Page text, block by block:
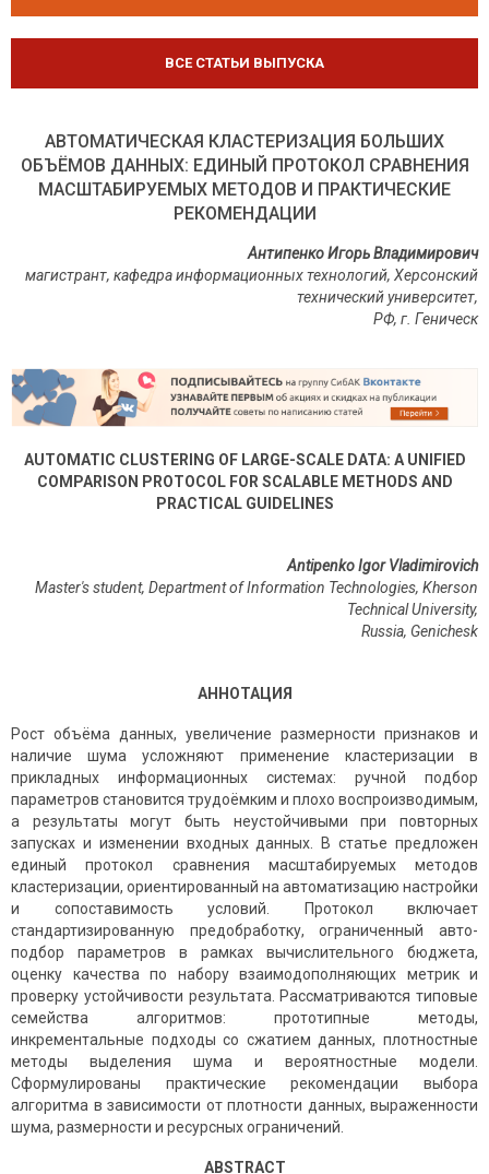
ВСЕ СТАТЬИ ВЫПУСКА
АВТОМАТИЧЕСКАЯ КЛАСТЕРИЗАЦИЯ БОЛЬШИХ
ОБЪЁМОВ ДАННЫХ: ЕДИНЫЙ ПРОТОКОЛ СРАВНЕНИЯ
МАСШТАБИРУЕМЫХ МЕТОДОВ И ПРАКТИЧЕСКИЕ
РЕКОМЕНДАЦИИ
Антипенко Игорь Владимирович
магистрант, кафедра информационных технологий, Херсонский
технический университет,
РФ, г. Геническ
AUTOMATIC CLUSTERING OF LARGE-SCALE DATA: A UNIFIED
COMPARISON PROTOCOL FOR SCALABLE METHODS AND
PRACTICAL GUIDELINES
Antipenko Igor Vladimirovich
Master's student, Department of Information Technologies, Kherson
Technical University,
Russia, Genichesk
АННОТАЦИЯ
Рост объёма данных, увеличение размерности признаков и
наличие шума усложняют применение кластеризации в
прикладных информационных системах: ручной подбор
параметров становится трудоёмким и плохо воспроизводимым,
а результаты могут быть неустойчивыми при повторных
запусках и изменении входных данных. В статье предложен
единый протокол сравнения масштабируемых методов
кластеризации, ориентированный на автоматизацию настройки
и сопоставимость условий. Протокол включает
стандартизированную предобработку, ограниченный авто-
подбор параметров в рамках вычислительного бюджета,
оценку качества по набору взаимодополняющих метрик и
проверку устойчивости результата. Рассматриваются типовые
семейства алгоритмов: прототипные методы,
инкрементальные подходы со сжатием данных, плотностные
методы выделения шума и вероятностные модели.
Сформулированы практические рекомендации выбора
алгоритма в зависимости от плотности данных, выраженности
шума, размерности и ресурсных ограничений.
ABSTRACT